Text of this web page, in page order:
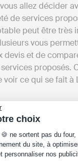
choix
du
ne sortent pas du four,
du site, à
personnaliser nos
allez décider
de services
peut être très
vous
devis et de
proposés.
voir ce qui se fait à
tarifs: Les tarifs
en
à plusieurs
votre entreprise a